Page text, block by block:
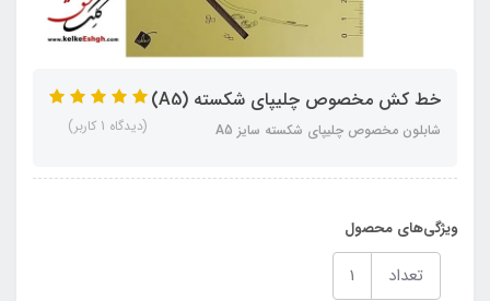
خط کش مخصوص چلیپای شکسته (A5)
شابلون مخصوص چلیپای شکسته سایز A5 (دیدگاه 1 کاربر)
ویژگی‌های محصول
تعداد